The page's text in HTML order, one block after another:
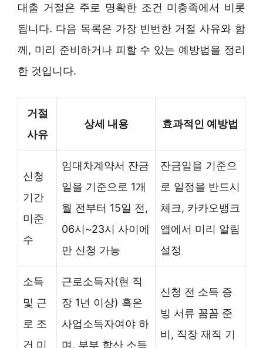
대출 거절은 주로 명확한 조건 미충족에서 비롯
됩니다. 다음 목록은 가장 빈번한 거절 사유와 함
께, 미리 준비하거나 피할 수 있는 예방법을 정리
한 것입니다.
거절
사유
상세 내용 효과적인 예방법
신청
기간
미준
수
임대차계약서 잔금
일을 기준으로 1개
월 전부터 15일 전,
06시~23시 사이에
만 신청 가능
잔금일을 기준으
로 일정을 반드시
체크, 카카오뱅크
앱에서 미리 알림
설정
소득
및 근
로 조
건 미
근로소득자(현 직
장 1년 이상) 혹은
사업소득자여야 하
며, 부부 합산 소득
신청 전 소득 증
빙 서류 꼼꼼 준
비, 직장 재직 기